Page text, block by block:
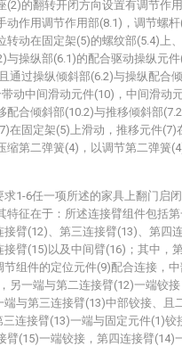
(2)的翻转开闭方向设置有调节作用
动作用调节作用部(8.1)，调节螺
转动在固定架(5)的螺纹部(5.4)上
与操纵部(6.1)的配合驱动操纵元
通过操纵倾斜部(6.2)与操纵配合
动中间滑动元件(10)，中间滑动
配合倾斜部(10.2)与推移倾斜部
在固定架(5)上滑动，推移元件(7)
缩第二弹簧(4)，以调节第二弹簧
求1-6任一项所述的家具上翻门启
特征在于：所述连接臂组件包括
接臂(12)、第三连接臂(13)、第四
接臂(15)以及中间臂(16)；其中，
节组件的定位元件(9)配合连接，
另一端与第二连接臂(12)一端铰
端与第三连接臂(13)中部铰接、且
三连接臂(13)一端与固定元件(1)铰
臂(15)一端铰接，第四连接臂(14)